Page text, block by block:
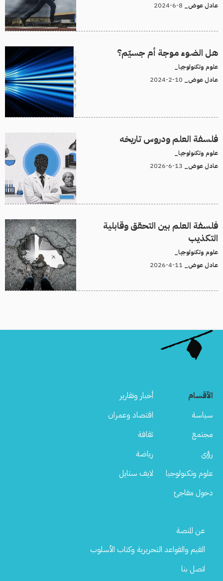
عادل عوض_
هل الضوء موجة أم جسيّم؟
علوم وتكنولوجيا_
عادل عوض_
فلسفة العلم ودروس تاريخه
علوم وتكنولوجيا_
عادل عوض_
فلسفة العلم بين التحقق وقابلية
التكذيب
علوم وتكنولوجيا_
عادل عوض_
الأقسام
أخبار وتقارير
سياسة
اقتصاد وعمران
مجتمع
ثقافة
رؤى
رياضة
علوم وتكنولوجيا
لايف ستايل
دخول مفاجئ
Footer
عن المنصة
القيم والقواعد التحريرية وكتاب الأسلوب
اتصل بنا